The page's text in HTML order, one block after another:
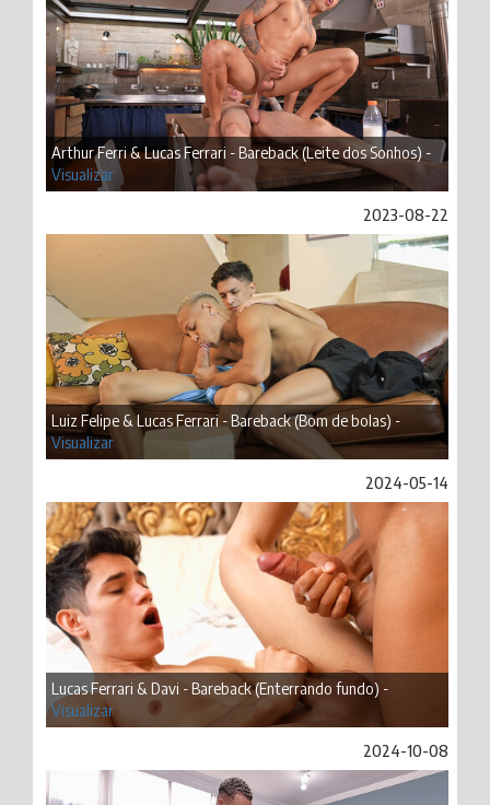
Arthur Ferri & Lucas Ferrari - Bareback (Leite dos Sonhos) -
Visualizar
2023-08-22
Luiz Felipe & Lucas Ferrari - Bareback (Bom de bolas) -
Visualizar
2024-05-14
Lucas Ferrari & Davi - Bareback (Enterrando fundo) -
Visualizar
2024-10-08